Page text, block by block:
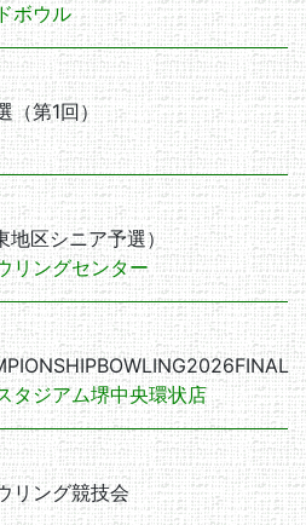
ボウル
（第1回）
地区シニア予選）
リングセンター
タジアム堺中央環状店
リング競技会